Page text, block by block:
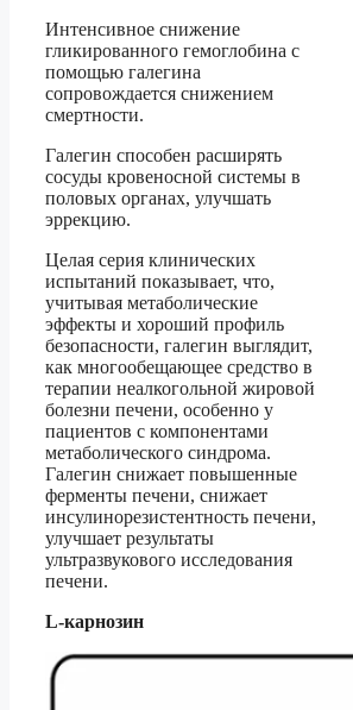
Интенсивное снижение
гликированного гемоглобина с
помощью галегина
сопровождается снижением
смертности.
Галегин способен расширять
сосуды кровеносной системы в
половых органах, улучшать
эррекцию.
Целая серия клинических
испытаний показывает, что,
учитывая метаболические
эффекты и хороший профиль
безопасности, галегин выглядит,
как многообещающее средство в
терапии неалкогольной жировой
болезни печени, особенно у
пациентов с компонентами
метаболического синдрома.
Галегин снижает повышенные
ферменты печени, снижает
инсулинорезистентность печени,
улучшает результаты
ультразвукового исследования
печени.
L-карнозин